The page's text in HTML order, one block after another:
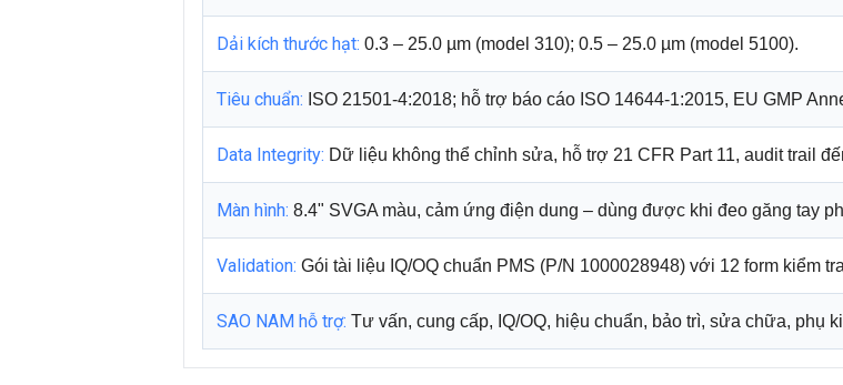
Dải kích thước hạt: 0.3 – 25.0 µm (model 310); 0.5 – 25.0 µm (model 5100).
Tiêu chuẩn: ISO 21501-4:2018; hỗ trợ báo cáo ISO 14644-1:2015, EU GMP
Data Integrity: Dữ liệu không thể chỉnh sửa, hỗ trợ 21 CFR Part 11, audit trail
Màn hình: 8.4" SVGA màu, cảm ứng điện dung – dùng được khi đeo găng tay
Validation: Gói tài liệu IQ/OQ chuẩn PMS (P/N 1000028948) với 12 form kiểm
SAO NAM hỗ trợ: Tư vấn, cung cấp, IQ/OQ, hiệu chuẩn, bảo trì, sửa chữa, phụ